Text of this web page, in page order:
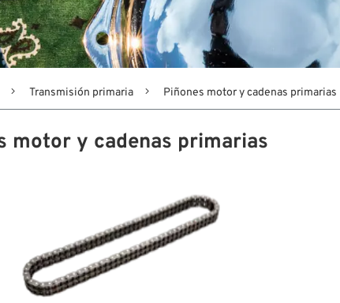
Transmisión primaria Piñones motor y cadenas primarias
motor y cadenas primarias